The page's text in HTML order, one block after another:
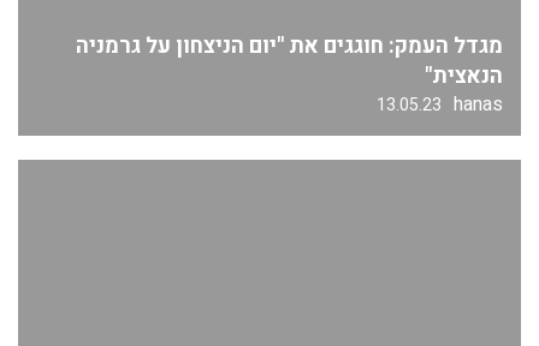
מגדל העמק: חוגגים את "יום הניצחון על גרמניה
הנאצית"
hanas
13.05.23